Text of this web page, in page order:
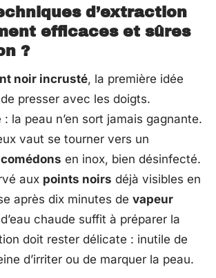
d’extraction
efficaces et sûres
?
noir incrusté, la première idée
presser avec les doigts.
la peau n’en sort jamais gagnante.
vaut se tourner vers un
en inox, bien désinfecté.
aux points noirs déjà visibles en
après dix minutes de vapeur
chaude suffit à préparer la
doit rester délicate : inutile de
d’irriter ou de marquer la peau.